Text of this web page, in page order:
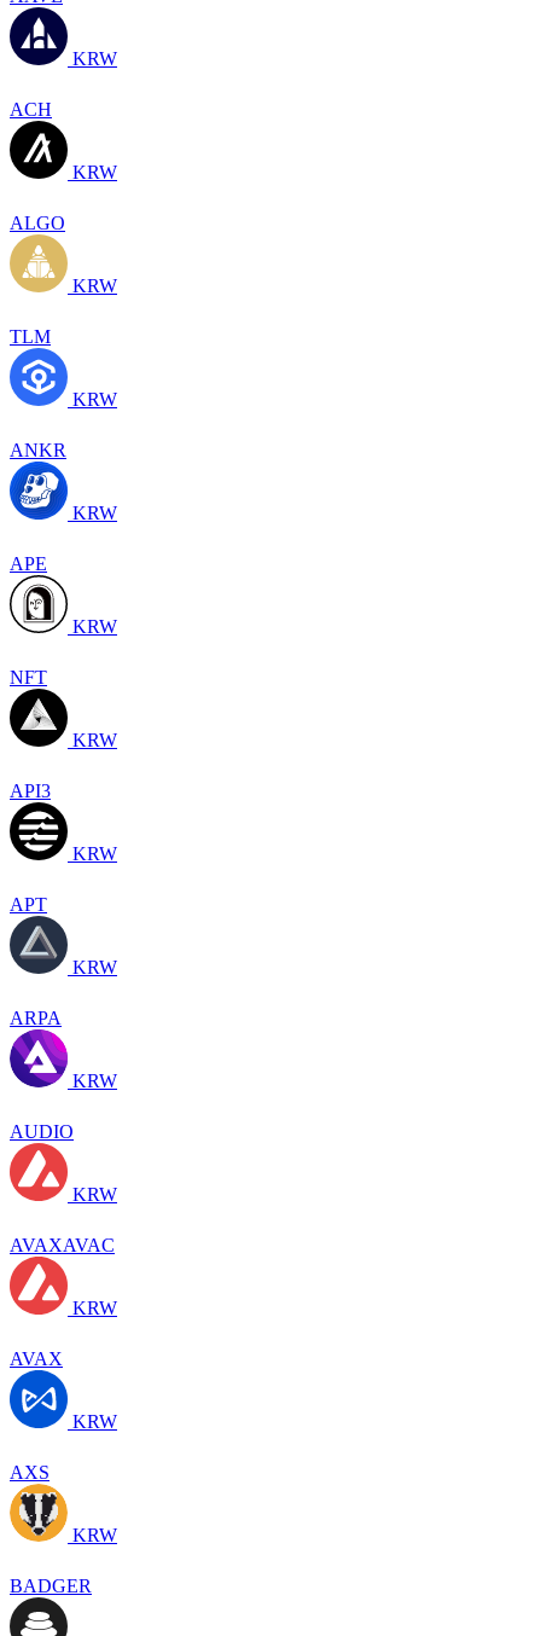
KRW
ACH
KRW
ALGO
KRW
TLM
KRW
ANKR
KRW
APE
KRW
NFT
KRW
API3
KRW
APT
KRW
ARPA
KRW
AUDIO
KRW
AVAXAVAC
KRW
AVAX
KRW
AXS
KRW
BADGER